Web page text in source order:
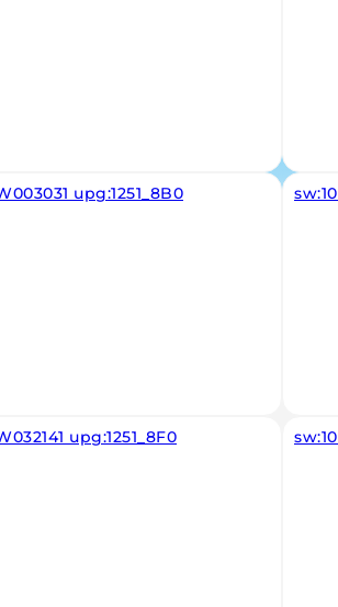
upg:1251_8B0
upg:1251_8F0